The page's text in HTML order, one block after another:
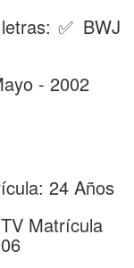
✅ BWJ
- 2002
24 Años
Matrícula